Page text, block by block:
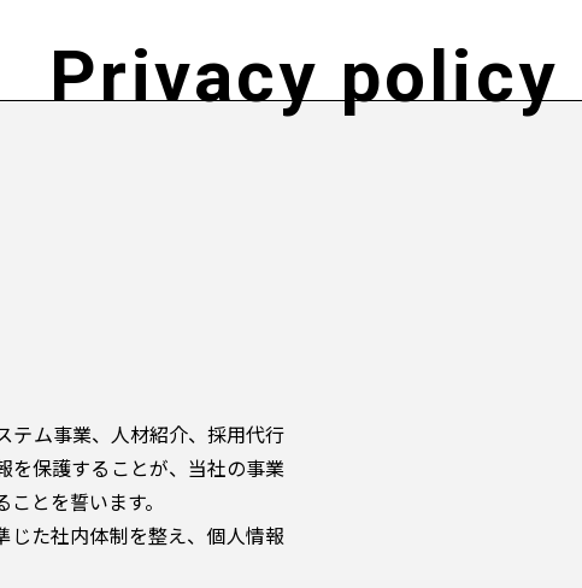
Privacy policy
テム事業、人材紹介、採用代行
を保護することが、当社の事業
とを誓います。
じた社内体制を整え、個人情報